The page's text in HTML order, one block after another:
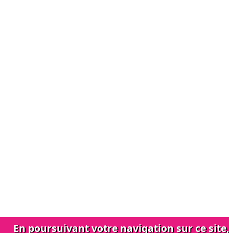
En poursuivant votre navigation sur ce